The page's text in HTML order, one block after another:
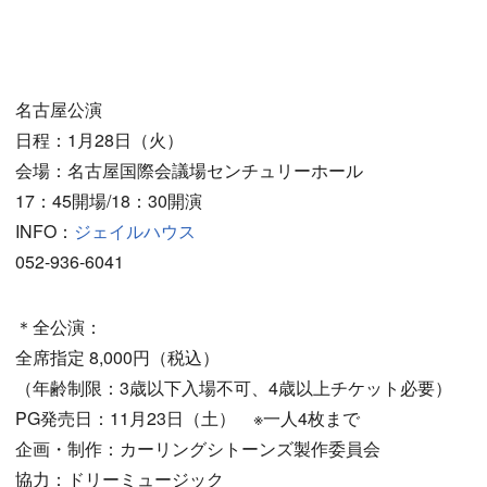
名古屋公演
日程：1月28日（火）
会場：名古屋国際会議場センチュリーホール
17：45開場/18：30開演
INFO： ジェイルハウス
052-936-6041
＊全公演：
全席指定 8,000円（税込）
（年齢制限：3歳以下入場不可、4歳以上チケット必要）
PG発売日：11月23日（土） ※一人4枚まで
企画・制作：カーリングシトーンズ製作委員会
協力：ドリーミュージック